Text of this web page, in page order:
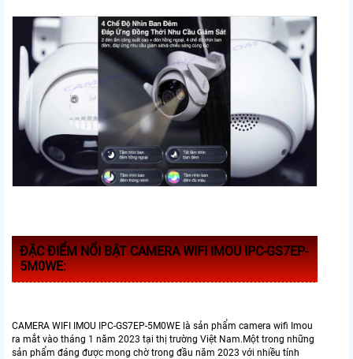
ĐẶC ĐIỂM NỔI BẬT CAMERA WIFI IMOU IPC-GS7EP-
5M0WE:
CAMERA WIFI IMOU IPC-GS7EP-5M0WE là sản phẩm camera wifi Imou
ra mắt vào tháng 1 năm 2023 tại thị trường Việt Nam.Một trong những
sản phẩm đáng được mong chờ trong đầu năm 2023 với nhiều tính